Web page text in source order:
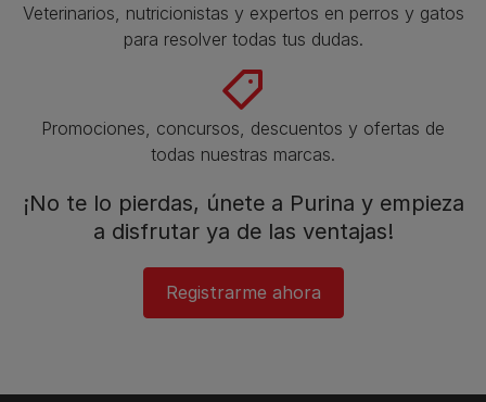
Veterinarios, nutricionistas y expertos en perros y gatos
para resolver todas tus dudas.​
Promociones, concursos, descuentos y ofertas de
todas nuestras marcas.​
¡No te lo pierdas, únete a Purina y empieza
a disfrutar ya de las ventajas!​
Registrarme ahora​